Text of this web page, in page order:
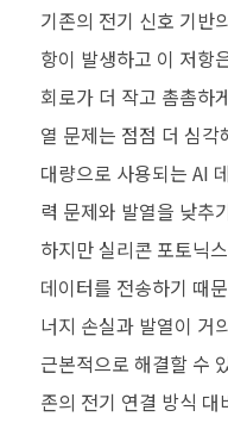
기존의 전기 신호 기반
항이 발생하고 이 저항
회로가 더 작고 촘촘하
열 문제는 점점 더 심
대량으로 사용되는 AI
력 문제와 발열을 낮추
하지만 실리콘 포토닉
데이터를 전송하기 때
너지 손실과 발열이 거
근본적으로 해결할 수
존의 전기 연결 방식